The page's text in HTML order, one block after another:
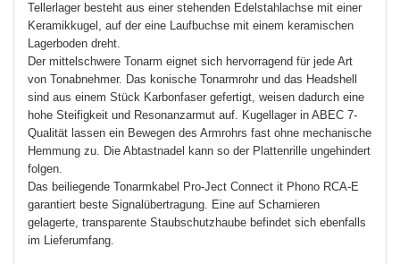
Tellerlager besteht aus einer stehenden Edelstahlachse mit einer
Keramikkugel, auf der eine Laufbuchse mit einem keramischen
Lagerboden dreht.
Der mittelschwere Tonarm eignet sich hervorragend für jede Art
von Tonabnehmer. Das konische Tonarmrohr und das Headshell
sind aus einem Stück Karbonfaser gefertigt, weisen dadurch eine
hohe Steifigkeit und Resonanzarmut auf. Kugellager in ABEC 7-
Qualität lassen ein Bewegen des Armrohrs fast ohne mechanische
Hemmung zu. Die Abtastnadel kann so der Plattenrille ungehindert
folgen.
Das beiliegende Tonarmkabel Pro-Ject Connect it Phono RCA-E
garantiert beste Signalübertragung. Eine auf Scharnieren
gelagerte, transparente Staubschutzhaube befindet sich ebenfalls
im Lieferumfang.